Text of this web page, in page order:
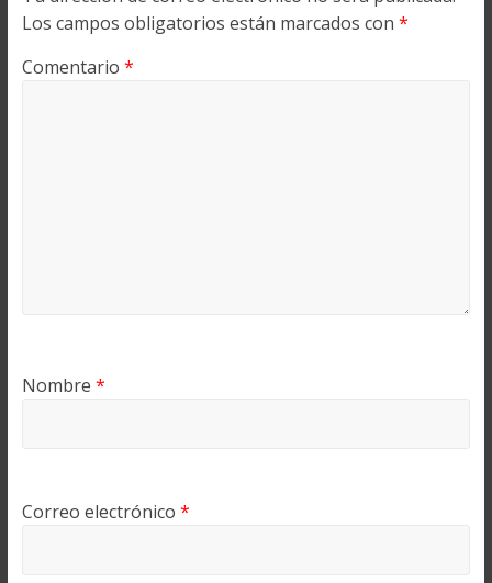
Los campos obligatorios están marcados con *
Comentario *
Nombre *
Correo electrónico *